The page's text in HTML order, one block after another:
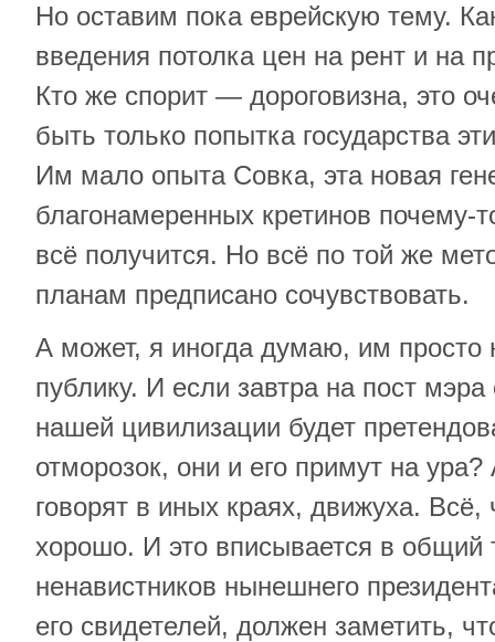
Но оставим пока еврейскую тему.
введения потолка цен на рент и на
Кто же спорит — дороговизна, это
быть только попытка государства
Им мало опыта Совка, эта новая
благонамеренных кретинов почему-
всё получится. Но всё по той же
планам предписано сочувствовать.
А может, я иногда думаю, им просто
публику. И если завтра на пост мэра
нашей цивилизации будет
отморозок, они и его примут на
говорят в иных краях, движуха.
хорошо. И это вписывается в общий
ненавистников нынешнего
его свидетелей, должен заметить,